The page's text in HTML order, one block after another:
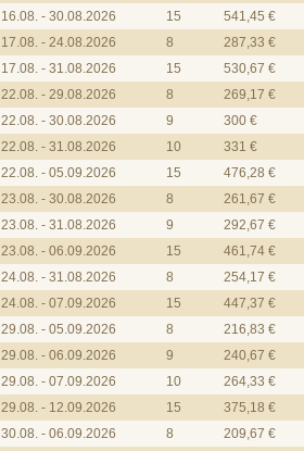
16.08. - 30.08.2026 15 541,45 €
17.08. - 24.08.2026 8 287,33 €
17.08. - 31.08.2026 15 530,67 €
22.08. - 29.08.2026 8 269,17 €
22.08. - 30.08.2026 9 300 €
22.08. - 31.08.2026 10 331 €
22.08. - 05.09.2026 15 476,28 €
23.08. - 30.08.2026 8 261,67 €
23.08. - 31.08.2026 9 292,67 €
23.08. - 06.09.2026 15 461,74 €
24.08. - 31.08.2026 8 254,17 €
24.08. - 07.09.2026 15 447,37 €
29.08. - 05.09.2026 8 216,83 €
29.08. - 06.09.2026 9 240,67 €
29.08. - 07.09.2026 10 264,33 €
29.08. - 12.09.2026 15 375,18 €
30.08. - 06.09.2026 8 209,67 €